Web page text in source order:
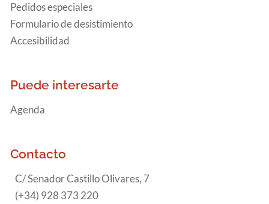
Pedidos especiales
Formulario de desistimiento
Accesibilidad
Puede interesarte
Agenda
Contacto
C/ Senador Castillo Olivares, 7
(+34) 928 373 220